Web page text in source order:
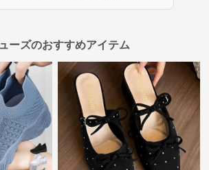
ーズのおすすめアイテム